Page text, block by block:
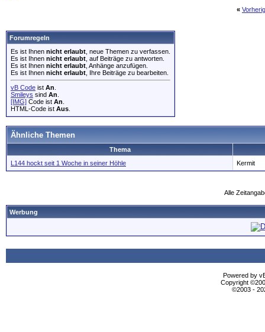
«
Forumregeln
Es ist Ihnen nicht erlaubt , neue Themen zu verfassen.
Es ist Ihnen nicht erlaubt , auf Beiträge zu antworten.
Es ist Ihnen nicht erlaubt , Anhänge anzufügen.
Es ist Ihnen nicht erlaubt , Ihre Beiträge zu bearbeiten.
vB Code ist An
Smileys sind An
[IMG] Code ist An
HTML-Code ist Aus
Ähnliche Themen
Thema
L144 hockt seit 1 Woche in seiner Höhle
Kermit
Alle
Werbung
Powered by
Copyright
©2003 -